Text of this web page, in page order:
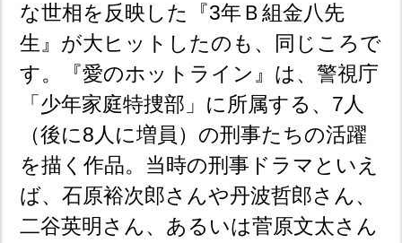
な世相を反映した『3年Ｂ組金八先
生』が大ヒットしたのも、同じころで
す。『愛のホットライン』は、警視庁
「少年家庭特捜部」に所属する、7人
（後に8人に増員）の刑事たちの活躍
を描く作品。当時の刑事ドラマといえ
ば、石原裕次郎さんや丹波哲郎さん、
二谷英明さん、あるいは菅原文太さん